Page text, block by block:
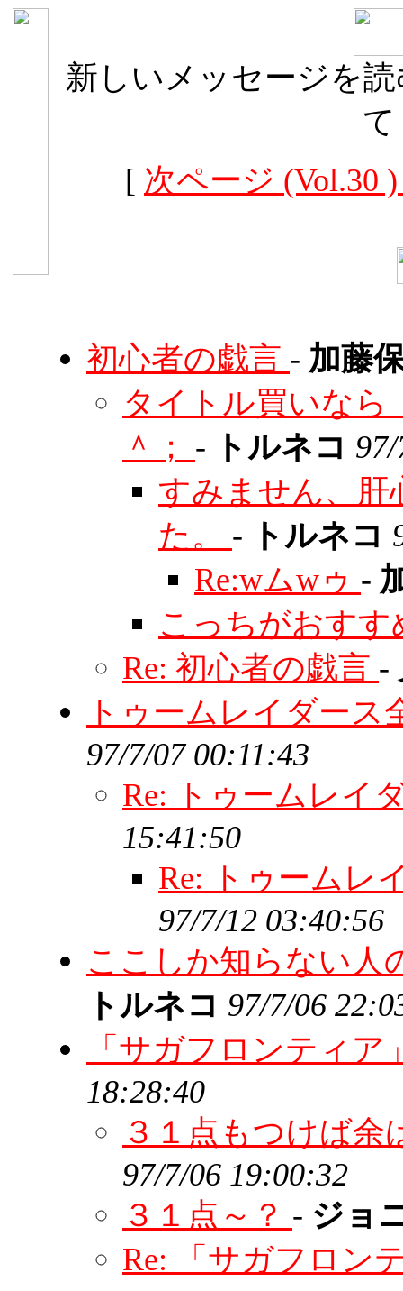
新しいメッセージを
[ 次ページ (Vol.30
初心者の戯言 - 加藤
タイトル買いなら
＾； - トルネコ
すみません、肝
た。 - トルネコ
Re:wムwゥ -
こっちがおす
Re: 初心者の戯言 -
トゥームレイダー
97/7/07 00:11:43
Re: トゥームレイ
15:41:50
Re: トゥームレ
97/7/12 03:40:56
ここしか知らない人
トルネコ 97/7/06
「サガフロンティ
18:28:40
３１点もつけば
97/7/06 19:00:32
３１点～？ - ジョ
Re: 「サガフロン